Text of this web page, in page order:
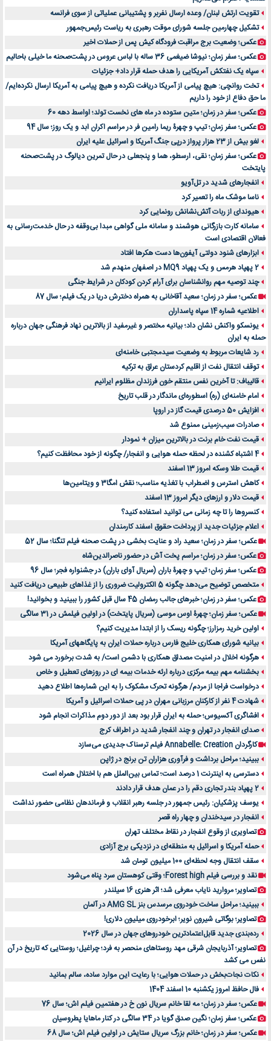
لیفتراک صفر؛ راهنمای جامع خرید، قیمت و فروش در ایران
راهنمای جامع بهترین کفش ورزشی برای دویدن و استفاده روزمره | بررسی ۱۲ مدل برتر
تقویت ارتش لبنان/ وعده ارسال نفربر و پشتیبانی عملیاتی از سوی فرانسه
تشکیل چهارمین جلسه شورای موقت رهبری به ریاست رئیس‌جمهور
عکس؛ وضعیت برج مراقبت فرودگاه کیش پس از حملات اخیر
عکس؛ سفر زمان؛ نیوشا ضیغمی 36 ساله با لباس عروس در پشت‌صحنه ما خیلی باحالیم
سپاه یک نفتکش آمریکایی را هدف حمله قرار داد+ جزئیات
تخت روانچی: هیچ پیامی از آمریکا دریافت نکرده و هیچ پیامی به آمریکا ارسال نکرده‌ایم/
ما حق دفاع از خود را داریم
عکس؛ سفر در زمان؛ متین ستوده در ماه های نخست تولد؛ اواسط دهه 60
عکس؛ سفر زمان؛ تیپ و چهرۀ ریما رامین فر در مراسم اکران ابد و یک روز؛ سال 94
لغو بیش از 23 هزار پرواز درپی جنگ آمریکا و اسرائیل علیه ایران
عکس؛ سفر زمان؛ نقی، ارسطو، هما و پنجعلی در حال تمرین دیالوگ در پشت‌صحنه
پایتخت
انفجارهای شدید در تل‌آویو
ناسا موشک ماه را تعمیر کرد
هیوندای از ربات آتش‌نشانش رونمایی کرد
سامانه کارت بازرگانی هوشمند و سامانه ملی گواهی مبدا بی‌وقفه در حال خدمت‌رسانی به
فعالان اقتصادی است
ابزارهای شنود دولتی آیفون‌ها دست هکرها افتاد
2 پهپاد هرمس و یک پهپاد MQ9 در اصفهان منهدم شد
چند توصیه مهم روانشناسان برای آرام کردن کودکان در شرایط جنگی
عکس؛ سفر در زمان؛ سعید آقاخانی به همراه دخترش دریا در یک فیلم؛ سال 87
اطلاعیه شماره 14 سپاه پاسداران
یونسکو واکنش نشان داد؛ بیانیه مختصر و غیرمفید از بالاترین نهاد فرهنگی جهان درباره
حمله به ایران
رد شایعات مربوط به وضعیت سیدمجتبی خامنه‌ای
توقف انتقال نفت از اقلیم کردستان عراق به ترکیه
قالیباف: تا آخرین نفس منتقم خون فرزندان مظلوم ایرانیم
امام خامنه‌ای (ره) اسطوره‌ای ماندگار در قلب تاریخ
افزایش 50 درصدی قیمت گاز در اروپا
صادرات سیب‌زمینی ممنوع شد
قیمت نفت خام برنت در بالاترین میزان + نمودار
4 اشتباه کشنده در لحظه حمله هوایی و انفجار/ چگونه از خود محافظت کنیم؟
قیمت طلا وسکه امروز 13 اسفند
کاهش استرس و اضطراب با تغذیه مناسب؛ نقش امگا3 و ویتامین‌ها
قیمت دلار و ارزهای دیگر امروز 13 اسفند
کنسروها را تا چه زمانی می توانید استفاده کنید؟
اعلام جزئیات جدید از پرداخت حقوق اسفند کارمندان
عکس؛ سفر در زمان؛ سعید راد و عنایت بخشی در پشت صحنه فیلم تنگنا؛ سال 52
عکس؛ سفر در زمان؛ مراسم پخت آش در حضور ناصرالدین‌شاه
عکس؛ سفر زمان؛ تیپ و چهرۀ باران (سریال آوای باران) در جشنواره فجر؛ سال 96
متخصص توضیح می‌دهد چگونه 5 الکترولیت ضروری را از غذاهای طبیعی دریافت کنید
عکس؛ سفر در زمان؛ خبرهای جالب رمضان 45 سال قبل کشور را ببینید و بخوانید!
عکس؛ سفر زمان؛ چهرۀ اوس موسی (سریال پایتخت) در اولین فیلمش در 31 سالگی
اولین خرید رمزارز؛ چگونه ریسک را از ابتدا مدیریت کنیم؟
بیانیه شورای همکاری خلیج فارس درباره حملات ایران به پایگاههای آمریکا
هرگونه اخلال در امنیت مصداق همکاری با دشمن است/ به شدت برخورد می شود
بخشنامه مهم بیمه مرکزی درباره ارئه خدمات بیمه ای در روزهای تعطیل و خاص
درخواست فراجا از مردم/ هرگونه تحرک مشکوک را به این شماره‌ها اطلاع دهید
شهادت 4 نفر از کارکنان مرزبانی مهران در پی حملات اسرائیل و آمریکا
افشاگری آکسیوس؛ حمله به ایران قرار بود بعد از دور دوم مذاکرات انجام شود
صدای انفجار در تهران و چند انفجار شدید در اطراف کرج
کارگردان Annabelle: Creation فیلم ترسناک جدیدی می‌سازد
ببینید؛ مراحل برداشت و فرآوری هزاران تن برنج در ژاپن
دسترسی به اینترنت 1 درصد است؛ تماس بین‌الملل هم با اختلال همراه است
2 پهپاد بندر تجاری دقم را در عمان هدف قرار دادند
یوسف پزشکیان: رئیس جمهور در جلسه رهبر انقلاب و فرماندهان نظامی حضور نداشت
انفجار در سیدخندان و چهار راه قصر
تصاویری از وقوع انفجار در نقاط مختلف تهران
حمله آمریکا و اسرائیل به منطقه‌ای در نزدیکی برج آزادی
سقف انتقال وجه لحظه‌ای 100 میلیون تومان شد
نقد و بررسی فیلم Forest high؛ وقتی کوهستان سرد پناه می‌شود
تصاویر؛ مروارید نایاب معرفی شد؛ اثر هنری 16 سیلندر
ببینید؛ مراحل ساخت خودروی مرسدس بنز AMG SL در آلمان
تصاویر؛ بوگاتی شیرون نویر؛ ابرخودروی میلیون دلاری!
رده‌بندی جدید قابل‌اعتمادترین خودروهای جهان در سال 2026
تصاویر؛ آذربایجان شرقی مهد روستاهای منحصر به فرد؛ چراغیل؛ روستایی که تاریخ در آن
نفس می کشد
نکات نجات‌بخش در حملات هوایی؛ با رعایت این موارد ساده، سالم بمانید
فال حافظ امروز یکشنبه 10 اسفند 1404
عکس؛ سفر در زمان؛ مه لقا خانم سریال نون خ در هفتمین فیلم اش؛ سال 76
عکس؛ سفر زمان؛ نگین صدق گویا در 34 سالگی در کنار ماهایا پطروسیان
عکس؛ سفر در زمان؛ خانم بزرگ سریال ستایش در اولین فیلم اش؛ سال 68